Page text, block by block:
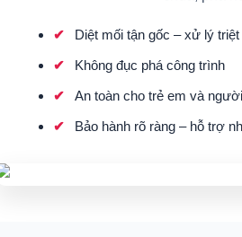
Diệt mối tận gốc – xử lý triệt
Không đục phá công trình
An toàn cho trẻ em và
Bảo hành rõ ràng – hỗ trợ